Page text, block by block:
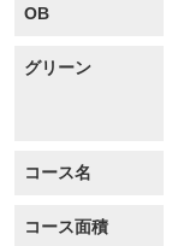
OB
グリーン
コース名
コース面積